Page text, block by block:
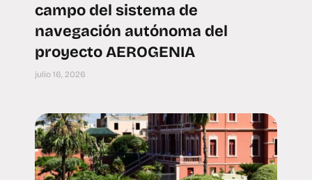
campo del sistema de
navegación autónoma del
proyecto AEROGENIA
julio 16, 2026